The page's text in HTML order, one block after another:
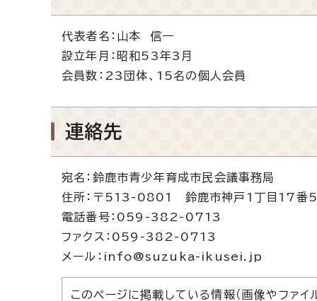
代表者名：山本 信一
設立年月：昭和53年3月
会員数：23団体、15名の個人会員
連絡先
宛名：鈴鹿市青少年育成市民会議事務局
住所：〒513-0801 鈴鹿市神戸1丁目17番
電話番号：059-382-0713
ファクス：059-382-0713
メール：info@suzuka-ikusei.jp
このページに掲載している情報（画像やファ